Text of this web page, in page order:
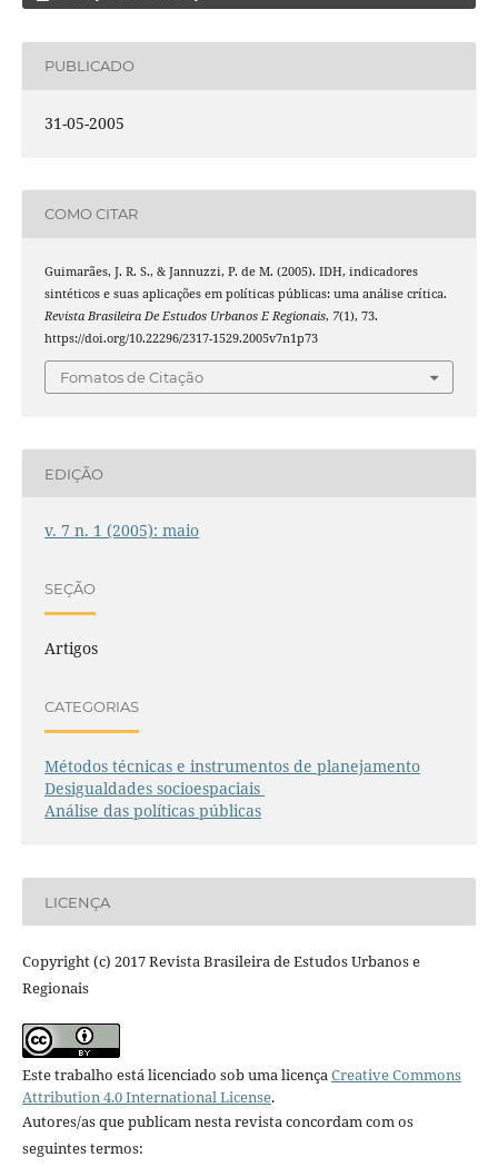
PUBLICADO
31-05-2005
COMO CITAR
Guimarães, J. R. S., & Jannuzzi, P. de M. (2005). IDH, indicadores
sintéticos e suas aplicações em políticas públicas: uma análise crítica.
Revista Brasileira De Estudos Urbanos E Regionais, 7(1), 73.
https://doi.org/10.22296/2317-1529.2005v7n1p73
Fomatos de Citação
EDIÇÃO
v. 7 n. 1 (2005): maio
SEÇÃO
Artigos
CATEGORIAS
Métodos técnicas e instrumentos de planejamento
Desigualdades socioespaciais
Análise das políticas públicas
LICENÇA
Copyright (c) 2017 Revista Brasileira de Estudos Urbanos e
Regionais
Este trabalho está licenciado sob uma licençaCreative Commons
Attribution 4.0 International License.
Autores/as que publicam nesta revista concordam com os
seguintes termos: